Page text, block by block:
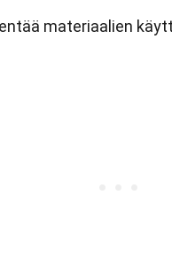
materiaalien